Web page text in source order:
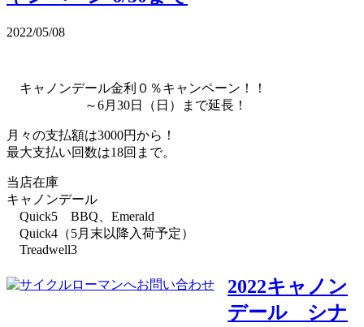
2022/05/08
キャノンデール金利０％キャンペーン！！
～6月30日（日）まで延長！
月々の支払額は3000円から！
最大支払い回数は18回まで。
当店在庫
キャノンデール
Quick5 BBQ、Emerald
Quick4（5月末以降入荷予定）
Treadwell3
2022キャノン
デール シナ